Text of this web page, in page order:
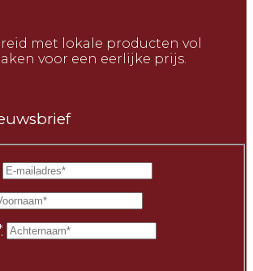
met lokale producten vol
voor een eerlijke prijs.